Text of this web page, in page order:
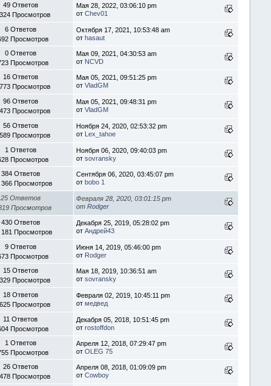
49 Ответов
Просмотров
Мая 28, 2022, 03:06:10 pm
от Chev01
6 Ответов
Просмотров
Октября 17, 2021, 10:53:48 am
от hasaut
0 Ответов
Просмотров
Мая 09, 2021, 04:30:53 am
от NCVD
16 Ответов
Просмотров
Мая 05, 2021, 09:51:25 pm
от VladGM
96 Ответов
Просмотров
Мая 05, 2021, 09:48:31 pm
от VladGM
56 Ответов
Просмотров
Ноября 24, 2020, 02:53:32 pm
от Lex_tahoe
1 Ответов
Просмотров
Ноября 06, 2020, 09:40:03 pm
от sovransky
384 Ответов
366 Просмотров
Сентября 06, 2020, 03:45:07 pm
от bobo 1
25 Ответов
Просмотров
Февраля 28, 2020, 03:01:15 pm
от Rodger
430 Ответов
181 Просмотров
Декабря 25, 2019, 05:28:02 pm
от Андрей43
9 Ответов
Просмотров
Июня 14, 2019, 05:46:00 pm
от Rodger
15 Ответов
Просмотров
Мая 18, 2019, 10:36:51 am
от sovransky
18 Ответов
Просмотров
Февраля 02, 2019, 10:45:11 pm
от медвед
11 Ответов
Просмотров
Декабря 05, 2018, 10:51:45 pm
от rostoffdon
1 Ответов
Просмотров
Апреля 12, 2018, 07:29:47 pm
от OLEG 75
26 Ответов
Просмотров
Апреля 08, 2018, 01:09:09 pm
от Cowboy